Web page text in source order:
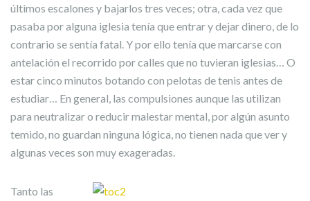
últimos escalones y bajarlos tres veces; otra, cada vez que
pasaba por alguna iglesia tenía que entrar y dejar dinero, de lo
contrario se sentía fatal. Y por ello tenía que marcarse con
antelación el recorrido por calles que no tuvieran iglesias… O
estar cinco minutos botando con pelotas de tenis antes de
estudiar… En general, las compulsiones aunque las utilizan
para neutralizar o reducir malestar mental, por algún asunto
temido, no guardan ninguna lógica, no tienen nada que ver y
algunas veces son muy exageradas.
Tanto las